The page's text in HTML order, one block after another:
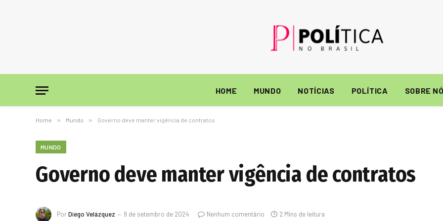
HOME MUNDO NOTÍCIAS POLÍTICA SOBRE
Home » Mundo » Governo deve manter vigência de contratos
MUNDO
Governo deve manter vigência de contratos
PorDiego Velázquez 9 de setembro de 2024 Nenhum comentário 2 Mins de leitura